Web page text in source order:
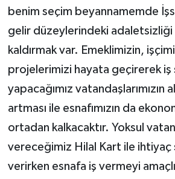
benim seçim beyannamemde
gelir düzeylerindeki
kaldırmak var. Emeklimizin,
projelerimizi hayata geçirerek iş
yapacağımız vatandaşlarımızın
artması ile esnafımızın da
ortadan kalkacaktır. Yoksul
vereceğimiz Hilal Kart ile ihtiyaç
verirken esnafa iş vermeyi